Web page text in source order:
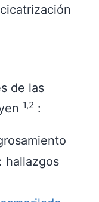
de las
1,2 :
hallazgos